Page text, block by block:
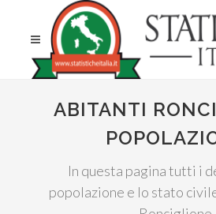
ABITANTI
In questa pagina tutti i
popolazione e lo stato